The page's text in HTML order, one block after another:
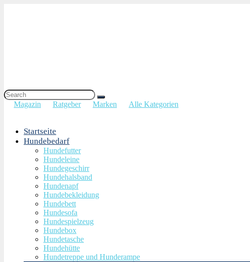
Magazin Ratgeber Marken Alle Kategorien
Startseite
Hundebedarf
Hundefutter
Hundeleine
Hundegeschirr
Hundehalsband
Hundenapf
Hundebekleidung
Hundebett
Hundesofa
Hundespielzeug
Hundebox
Hundetasche
Hundehütte
Hundetreppe und Hunderampe